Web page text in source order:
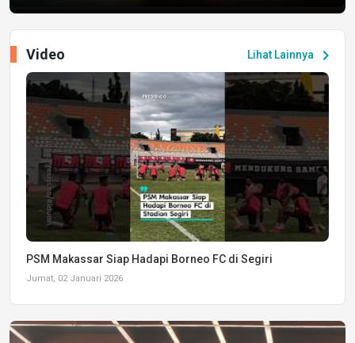
Lihat Lainnya chevron_right
Video
PSM Makassar Siap Hadapi Borneo FC di Segiri
Jumat, 02 Januari 2026